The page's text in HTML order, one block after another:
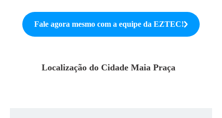
Fale agora mesmo com a equipe da EZTEC!
Localização do Cidade Maia Praça